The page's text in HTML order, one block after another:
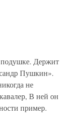
Держит
Пушкин».
не
В ней он
пример.